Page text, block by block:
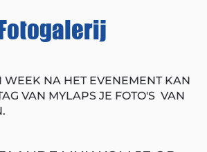
WEEK NA HET EVENEMENT KAN
VAN MYLAPS JE FOTO'S VAN